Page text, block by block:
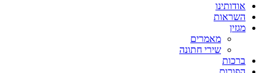
אודותינו
השראות
מגזין
מאמרים
שירי חתונה
ברכות